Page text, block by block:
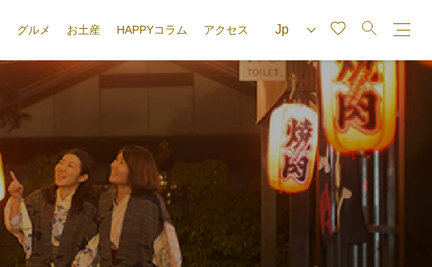
グルメ お土産 HAPPYコラム アクセス